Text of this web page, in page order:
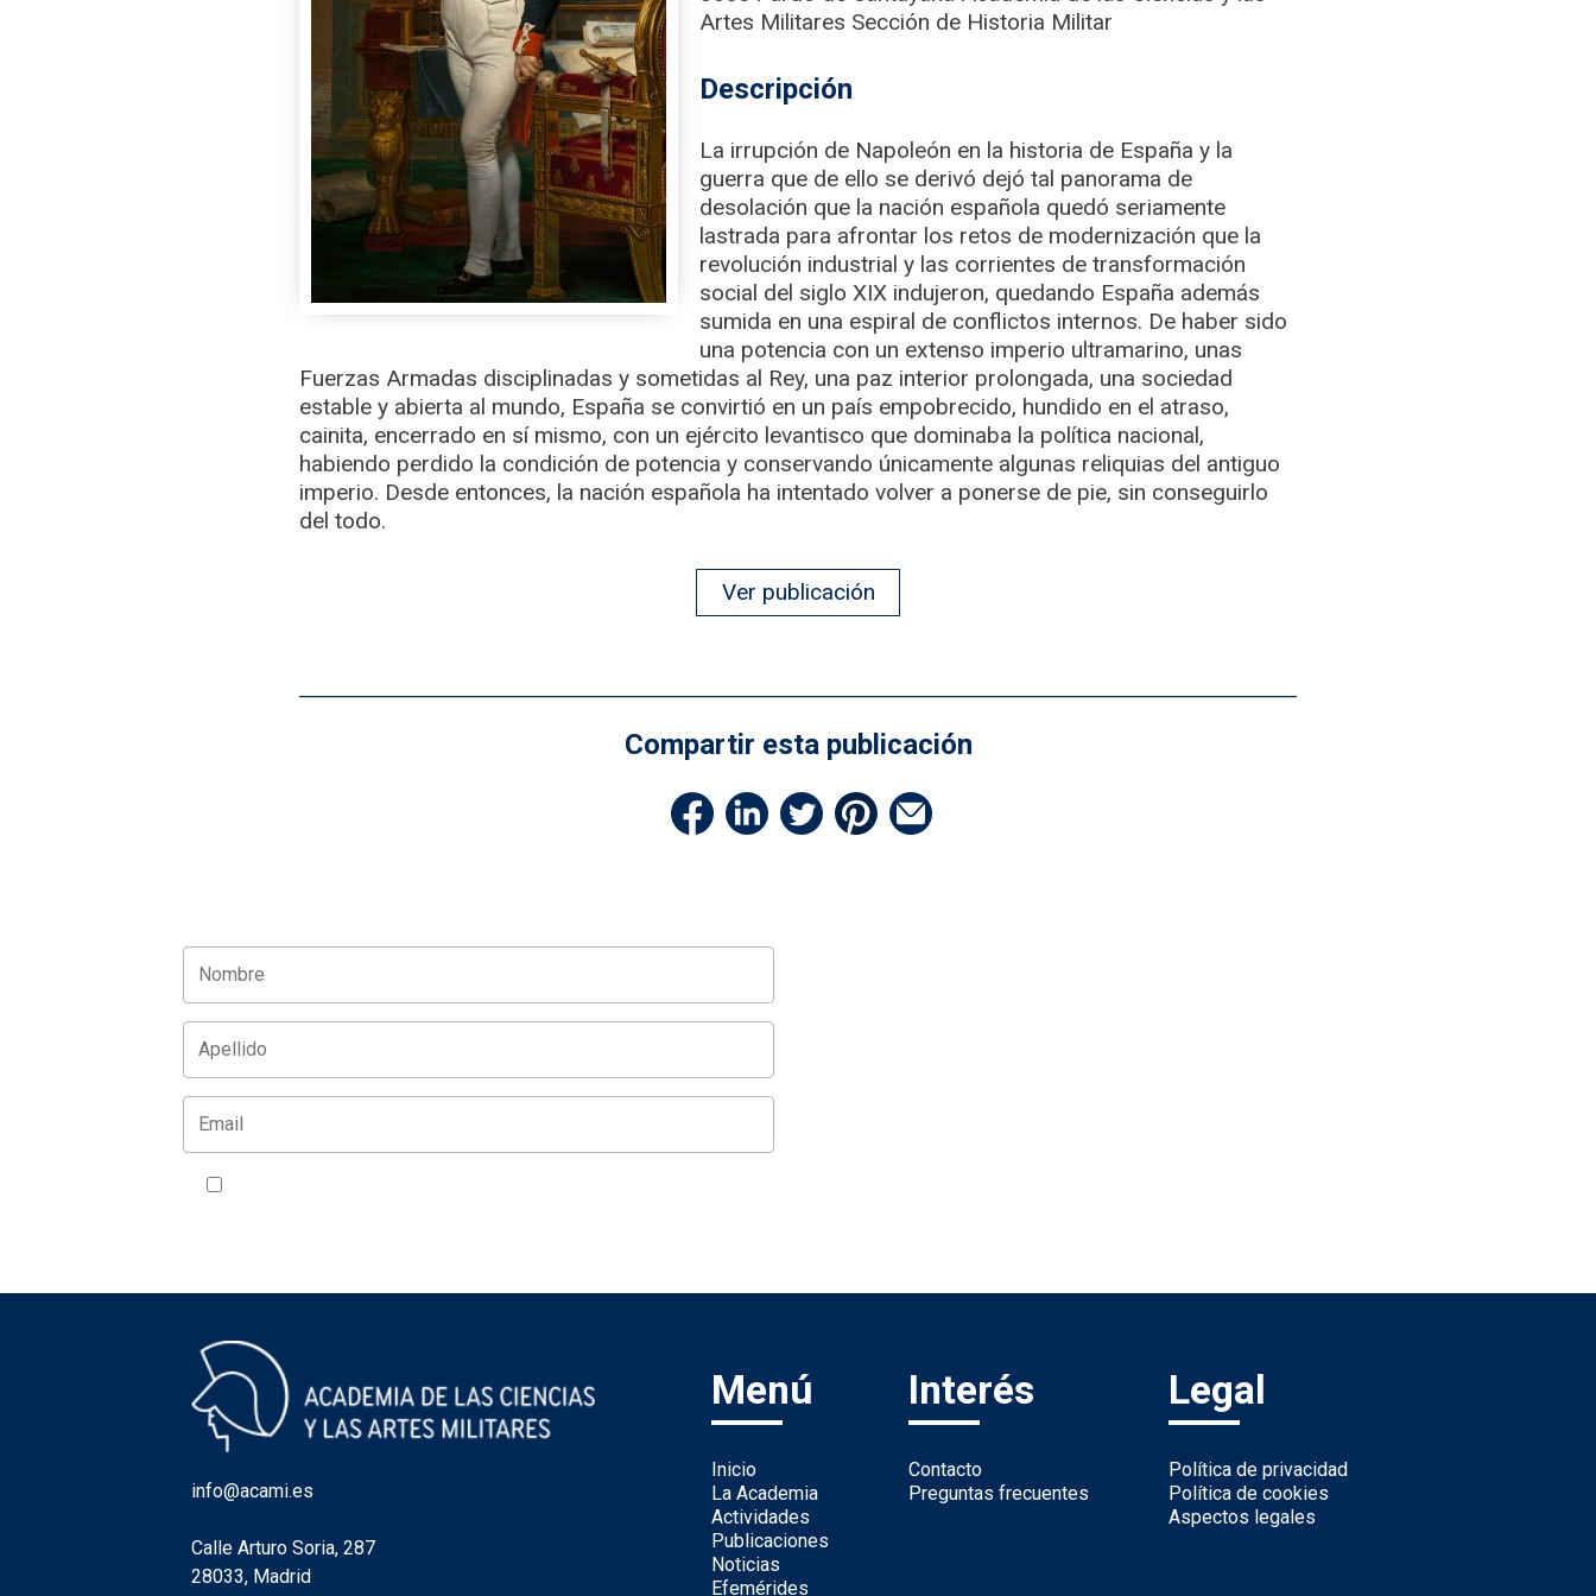
Artes Militares Sección de Historia Militar
Descripción
La irrupción de Napoleón en la historia de España y la
guerra que de ello se derivó dejó tal panorama de
desolación que la nación española quedó seriamente
lastrada para afrontar los retos de modernización que la
revolución industrial y las corrientes de transformación
social del siglo XIX indujeron, quedando España además
sumida en una espiral de conflictos internos. De haber sido
una potencia con un extenso imperio ultramarino, unas
Fuerzas Armadas disciplinadas y sometidas al Rey, una paz interior prolongada, una sociedad
estable y abierta al mundo, España se convirtió en un país empobrecido, hundido en el atraso,
cainita, encerrado en sí mismo, con un ejército levantisco que dominaba la política nacional,
habiendo perdido la condición de potencia y conservando únicamente algunas reliquias del antiguo
imperio. Desde entonces, la nación española ha intentado volver a ponerse de pie, sin conseguirlo
del todo.
Ver publicación
Compartir esta publicación
info@acami.es
Calle Arturo Soria, 287
28033, Madrid
Menú
Inicio
La Academia
Actividades
Publicaciones
Noticias
Efemérides
Interés
Contacto
Preguntas frecuentes
Legal
Política de privacidad
Política de cookies
Aspectos legales